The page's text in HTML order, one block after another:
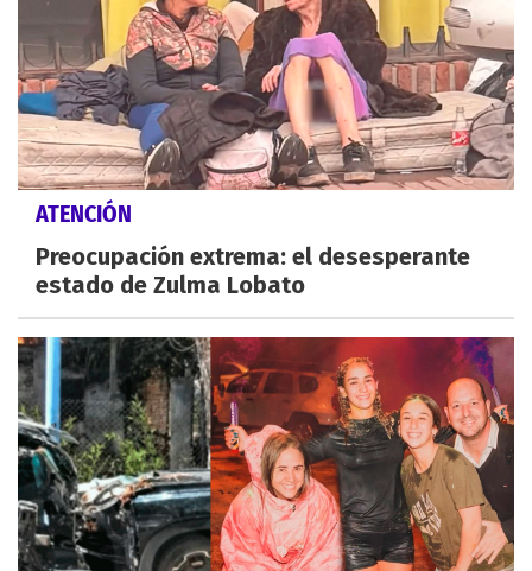
ATENCIÓN
Preocupación extrema: el desesperante
estado de Zulma Lobato